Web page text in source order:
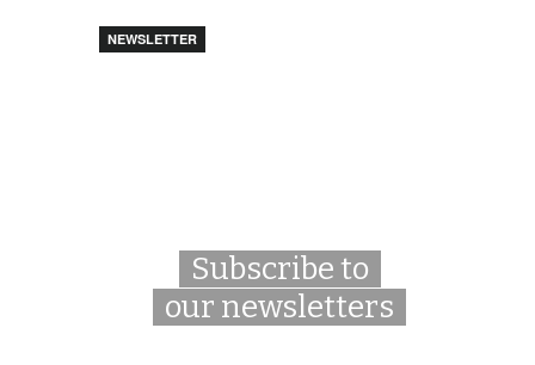
NEWSLETTER
Subscribe to
our newsletters